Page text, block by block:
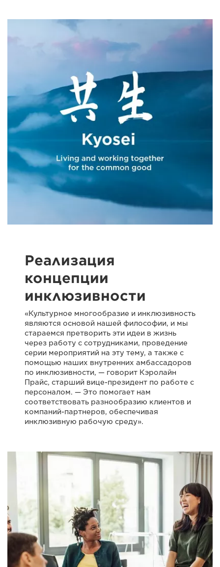
Реализация
концепции
инклюзивности
«Культурное многообразие и инклюзивность
являются основой нашей философии, и мы
стараемся претворить эти идеи в жизнь
через работу с сотрудниками, проведение
серии мероприятий на эту тему, а также с
помощью наших внутренних амбассадоров
по инклюзивности, — говорит Кэролайн
Прайс, старший вице-президент по работе с
персоналом. — Это помогает нам
соответствовать разнообразию клиентов и
компаний-партнеров, обеспечивая
инклюзивную рабочую среду».